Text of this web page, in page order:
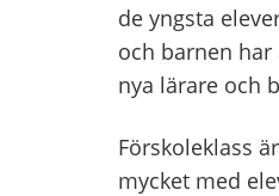
de yngsta
och barnen
nya lärare och
Förskoleklass
mycket med